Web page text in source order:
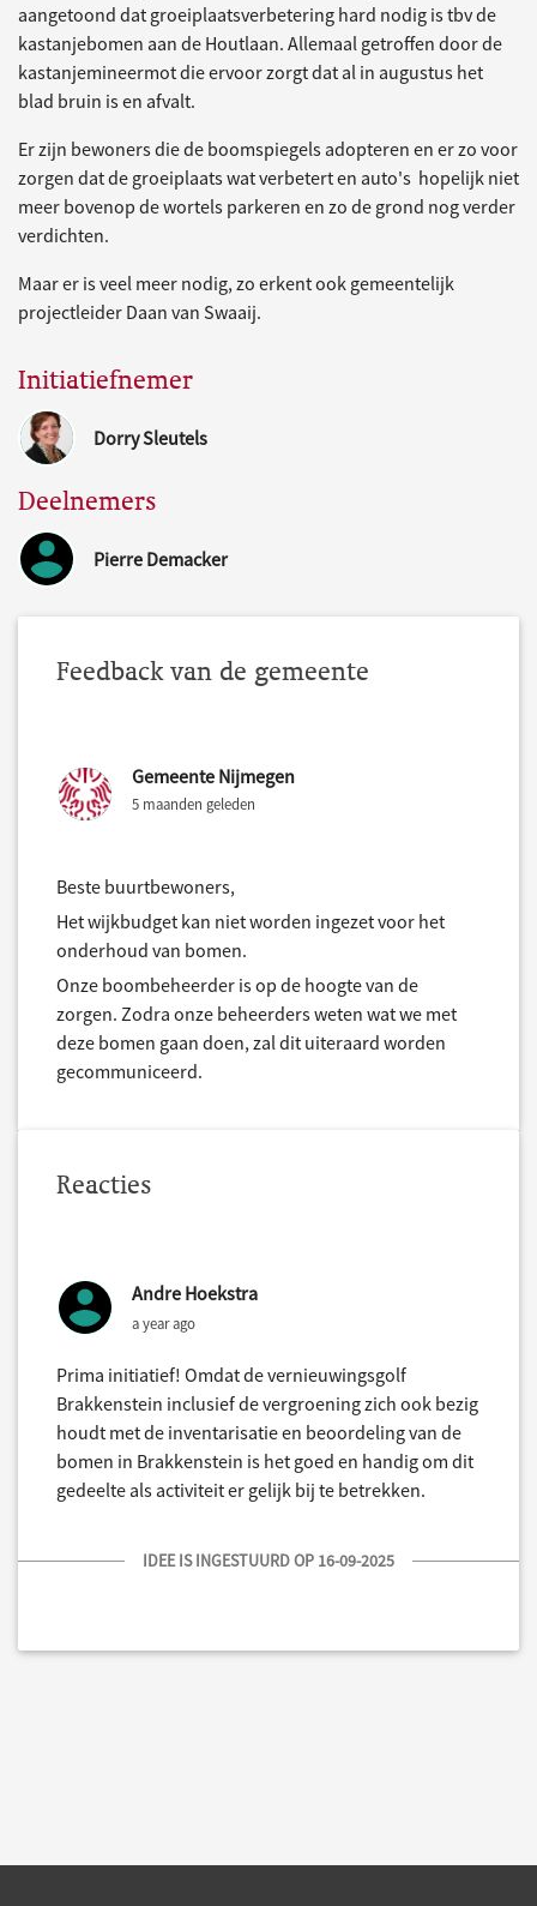
aangetoond dat groeiplaatsverbetering hard nodig is tbv de
kastanjebomen aan de Houtlaan. Allemaal getroffen door de
kastanjemineermot die ervoor zorgt dat al in augustus het
blad bruin is en afvalt.
Er zijn bewoners die de boomspiegels adopteren en er zo voor
zorgen dat de groeiplaats wat verbetert en auto's hopelijk niet
meer bovenop de wortels parkeren en zo de grond nog verder
verdichten.
Maar er is veel meer nodig, zo erkent ook gemeentelijk
projectleider Daan van Swaaij.
Initiatiefnemer
Dorry Sleutels
Deelnemers
Pierre Demacker
Feedback van de gemeente
Gemeente Nijmegen
5 maanden geleden
Beste buurtbewoners,
Het wijkbudget kan niet worden ingezet voor het
onderhoud van bomen.
Onze boombeheerder is op de hoogte van de
zorgen. Zodra onze beheerders weten wat we met
deze bomen gaan doen, zal dit uiteraard worden
gecommuniceerd.
Reacties
Andre Hoekstra
a year ago
Prima initiatief! Omdat de vernieuwingsgolf
Brakkenstein inclusief de vergroening zich ook bezig
houdt met de inventarisatie en beoordeling van de
bomen in Brakkenstein is het goed en handig om dit
gedeelte als activiteit er gelijk bij te betrekken.
IDEE IS INGESTUURD OP 16-09-2025